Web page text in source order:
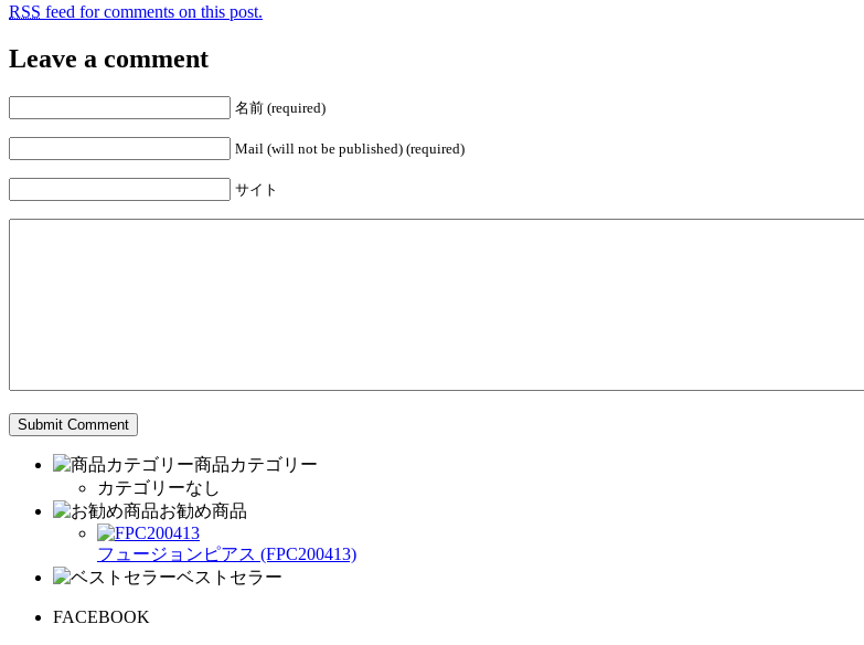
RSS feed for comments on this post.
Leave a comment
名前 (required)
Mail (will not be published) (required)
サイト
商品カテゴリー
カテゴリーなし
お勧め商品
フュージョンピアス (FPC200413)
ベストセラー
FACEBOOK